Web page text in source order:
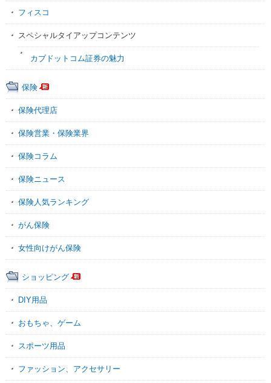
フィスコ
スペシャルタイアップコンテンツ
カブドットコム証券の魅力
保険
保険代理店
保険営業・保険業界
保険コラム
保険ニュース
保険人気ランキング
がん保険
女性向けがん保険
ショッピング
DIY用品
おもちゃ、ゲーム
スポーツ用品
ファッション、アクセサリー